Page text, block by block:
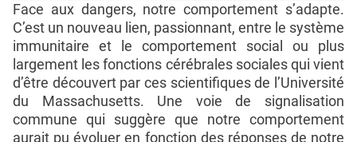
Face aux dangers, notre comportement s’adapte.
C’est un nouveau lien, passionnant, entre le système
immunitaire et le comportement social ou plus
largement les fonctions cérébrales sociales qui vient
d’être découvert par ces scientifiques de l’Université
du Massachusetts. Une voie de signalisation
commune qui suggère que notre comportement
aurait pu évoluer en fonction des réponses de notre